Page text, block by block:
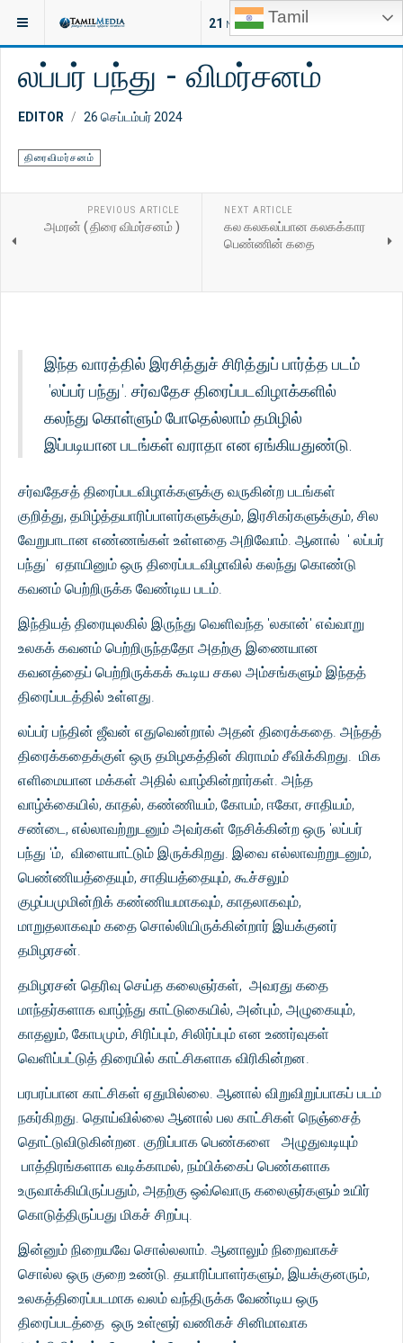
Tamil
21 NEW ARTICLES
இருக்குமிடம்: சினிமா திரைவிமர்சனம்
லப்பர் பந்து - விமர்சனம்
EDITOR 26 செப்டம்பர் 2024
திரைவிமர்சனம்
PREVIOUS ARTICLE
அமரன் ( திரை விமர்சனம் )
NEXT ARTICLE
கல கலகலப்பான கலகக்கார
பெண்ணின் கதை
இந்த வாரத்தில் இரசித்துச் சிரித்துப் பார்த்த படம்
'லப்பர் பந்து'. சர்வதேச திரைப்படவிழாக்களில்
கலந்து கொள்ளும் போதெல்லாம் தமிழில்
இப்படியான படங்கள் வராதா என ஏங்கியதுண்டு.
சர்வதேசத் திரைப்படவிழாக்களுக்கு வருகின்ற படங்கள்
குறித்து, தமிழ்த்தயாரிப்பாளர்களுக்கும், இரசிகர்களுக்கும், சில
வேறுபாடான எண்ணங்கள் உள்ளதை அறிவோம். ஆனால் ' லப்பர்
பந்து' ஏதாயினும் ஒரு திரைப்படவிழாவில் கலந்து கொண்டு
கவனம் பெற்றிருக்க வேண்டிய படம்.
இந்தியத் திரையுலகில் இருந்து வெளிவந்த 'லகான்' எவ்வாறு
உலகக் கவனம் பெற்றிருந்ததோ அதற்கு இணையான
கவனத்தைப் பெற்றிருக்கக் கூடிய சகல அம்சங்களும் இந்தத்
திரைப்படத்தில் உள்ளது.
லப்பர் பந்தின் ஜீவன் எதுவென்றால் அதன் திரைக்கதை. அந்தத்
திரைக்கதைக்குள் ஒரு தமிழகத்தின் கிராமம் சீவிக்கிறது. மிக
எளிமையான மக்கள் அதில் வாழ்கின்றார்கள். அந்த
வாழ்க்கையில், காதல், கண்ணியம், கோபம், ஈகோ, சாதியம்,
சண்டை, எல்லாவற்றுடனும் அவர்கள் நேசிக்கின்ற ஒரு 'லப்பர்
பந்து 'ம், விளையாட்டும் இருக்கிறது. இவை எல்லாவற்றுடனும்,
பெண்ணியத்தையும், சாதியத்தையும், கூச்சலும்
குழப்பமுமின்றிக் கண்ணியமாகவும், காதலாகவும்,
மாறுதலாகவும் கதை சொல்லியிருக்கின்றார் இயக்குனர்
தமிழரசன்.
தமிழரசன் தெரிவு செய்த கலைஞர்கள், அவரது கதை
மாந்தர்களாக வாழ்ந்து காட்டுகையில், அன்பும், அழுகையும்,
காதலும், கோபமும், சிரிப்பும், சிலிர்ப்பும் என உணர்வுகள்
வெளிப்பட்டுத் திரையில் காட்சிகளாக விரிகின்றன.
பரபரப்பான காட்சிகள் ஏதுமில்லை. ஆனால் விறுவிறுப்பாகப் படம்
நகர்கிறது. தொய்வில்லை ஆனால் பல காட்சிகள் நெஞ்சைத்
தொட்டுவிடுகின்றன. குறிப்பாக பெண்களை அழுதுவடியும்
பாத்திரங்களாக வடிக்காமல், நம்பிக்கைப் பெண்களாக
உருவாக்கியிருப்பதும், அதற்கு ஒவ்வொரு கலைஞர்களும் உயிர்
கொடுத்திருப்பது மிகச் சிறப்பு.
இன்னும் நிறையவே சொல்லலாம். ஆனாலும் நிறைவாகச்
சொல்ல ஒரு குறை உண்டு. தயாரிப்பாளர்களும், இயக்குனரும்,
உலகத்திரைப்படமாக வலம் வந்திருக்க வேண்டிய ஒரு
திரைப்படத்தை ஒரு உள்ளூர் வணிகச் சினிமாவாக